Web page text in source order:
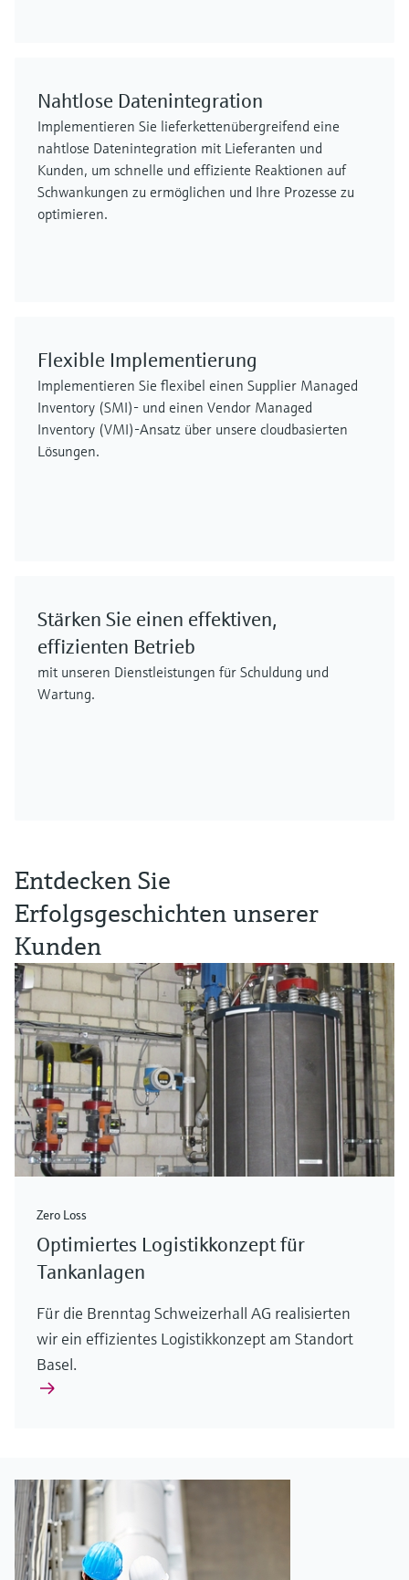
Nahtlose Datenintegration
Implementieren Sie lieferkettenübergreifend eine
nahtlose Datenintegration mit Lieferanten und
Kunden, um schnelle und effiziente Reaktionen auf
Schwankungen zu ermöglichen und Ihre Prozesse zu
optimieren.
Flexible Implementierung
Implementieren Sie flexibel einen Supplier Managed
Inventory (SMI)- und einen Vendor Managed
Inventory (VMI)-Ansatz über unsere cloudbasierten
Lösungen.
Stärken Sie einen effektiven,
effizienten Betrieb
mit unseren Dienstleistungen für Schuldung und
Wartung.
Entdecken Sie
Erfolgsgeschichten unserer
Kunden
Zero Loss
Optimiertes Logistikkonzept für
Tankanlagen
Für die Brenntag Schweizerhall AG realisierten
wir ein effizientes Logistikkonzept am Standort
Basel.